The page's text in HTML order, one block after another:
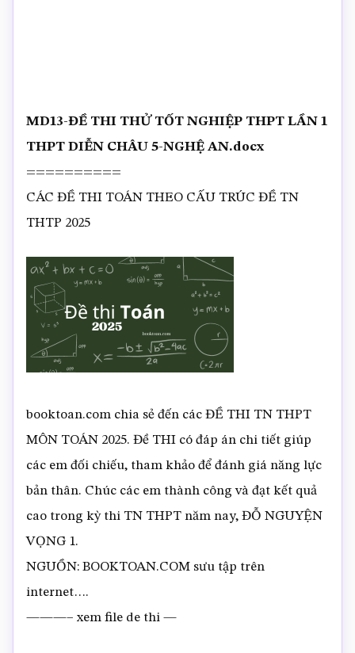
MD13-ĐỀ THI THỬ TỐT NGHIỆP THPT LẦN 1
THPT DIỄN CHÂU 5-NGHỆ AN.docx
==========
CÁC ĐỀ THI TOÁN THEO CẤU TRÚC ĐỀ TN
THTP 2025
booktoan.com chia sẻ đến các ĐỀ THI TN THPT
MÔN TOÁN 2025. Đề THI có đáp án chi tiết giúp
các em đối chiếu, tham khảo để đánh giá năng lực
bản thân. Chúc các em thành công và đạt kết quả
cao trong kỳ thi TN THPT năm nay, ĐỖ NGUYỆN
VỌNG 1.
NGUỒN: BOOKTOAN.COM sưu tập trên
internet….
———– xem file de thi —